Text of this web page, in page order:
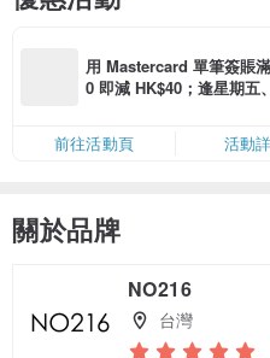
用 Mastercard 單筆簽賬
0 即減 HK$40；逢星期五
限，額滿即止，僅限「常用
卡」結帳）
前往活動頁 活動
關於品牌
NO216
台灣